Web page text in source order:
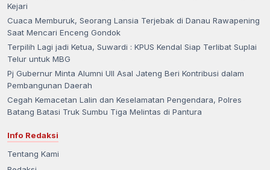
Kejari
Cuaca Memburuk, Seorang Lansia Terjebak di Danau Rawapening
Saat Mencari Enceng Gondok
Terpilih Lagi jadi Ketua, Suwardi : KPUS Kendal Siap Terlibat Suplai
Telur untuk MBG
Pj Gubernur Minta Alumni UII Asal Jateng Beri Kontribusi dalam
Pembangunan Daerah
Cegah Kemacetan Lalin dan Keselamatan Pengendara, Polres
Batang Batasi Truk Sumbu Tiga Melintas di Pantura
Info Redaksi
Tentang Kami